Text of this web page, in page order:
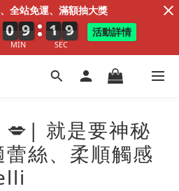
💋| 就是要神秘
絲、柔順觸感
全站免運、滿額抽大獎
0
0
0 9
9
9
MIN
1
2
1 9
0
9
SEC
活動詳情